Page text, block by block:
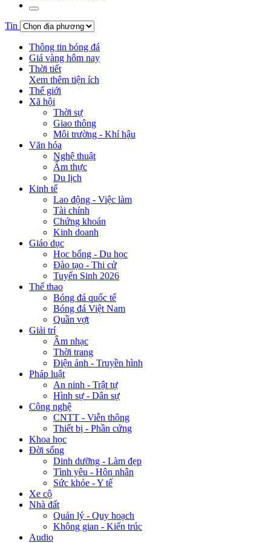
Tin
Thông tin bóng đá
Giá vàng hôm nay
Thời tiết
Xem thêm tiện ích
Thế giới
Xã hội
Thời sự
Giao thông
Môi trường - Khí hậu
Văn hóa
Nghệ thuật
Ẩm thực
Du lịch
Kinh tế
Lao động - Việc làm
Tài chính
Chứng khoán
Kinh doanh
Giáo dục
Học bổng - Du học
Đào tạo - Thi cử
Tuyển Sinh 2026
Thể thao
Bóng đá quốc tế
Bóng đá Việt Nam
Quần vợt
Giải trí
Âm nhạc
Thời trang
Điện ảnh - Truyền hình
Pháp luật
An ninh - Trật tự
Hình sự - Dân sự
Công nghệ
CNTT - Viễn thông
Thiết bị - Phần cứng
Khoa học
Đời sống
Dinh dưỡng - Làm đẹp
Tình yêu - Hôn nhân
Sức khỏe - Y tế
Xe cộ
Nhà đất
Quản lý - Quy hoạch
Không gian - Kiến trúc
Audio